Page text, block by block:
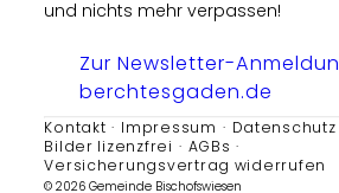
und nichts mehr verpassen!
Zur Newsletter-
berchtesgaden.de
Kontakt Impressum Datenschutz
Bilder lizenzfrei
AGBs
Versicherungsvertrag widerrufen
© 2026 Gemeinde Bischofswiesen